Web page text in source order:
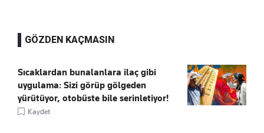
GÖZDEN KAÇMASIN
Sıcaklardan bunalanlara ilaç gibi
uygulama: Sizi görüp gölgeden
yürütüyor, otobüste bile serinletiyor!
Kaydet